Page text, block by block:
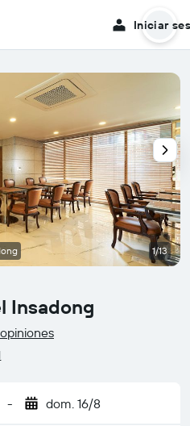
Iniciar
Insadong
- dom. 16/8
1/13